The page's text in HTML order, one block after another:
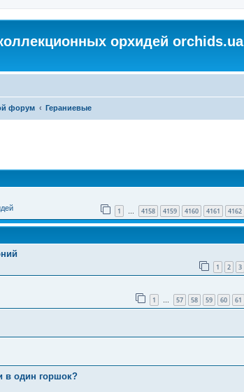
орхидей orchids.ua
форум Гераниевые
1 … 4158 4159 4160 4161 4162
1 2 3
1 … 57 58 59 60 61
в один горшок?